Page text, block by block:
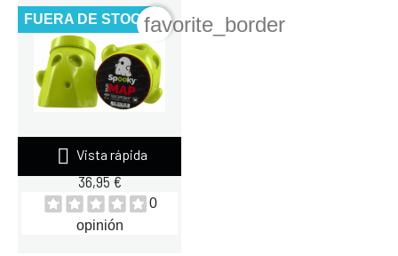
 Vista rápida
SPOOKY MAP 420 GR
36,95 €
0
opinión
FUERA DE STOCKfavorite_border